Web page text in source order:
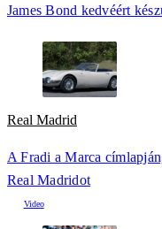
James Bond kedvéért
Real Madrid
A Fradi a Marca
Real Madridot